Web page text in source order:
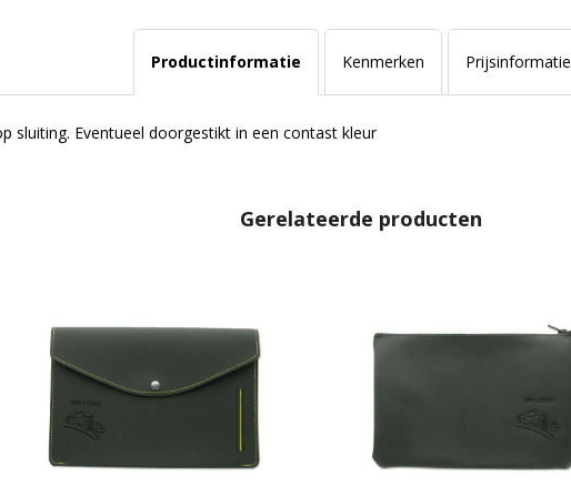
Productinformatie Kenmerken Prijsinformatie
sluiting. Eventueel doorgestikt in een contast kleur
Gerelateerde producten